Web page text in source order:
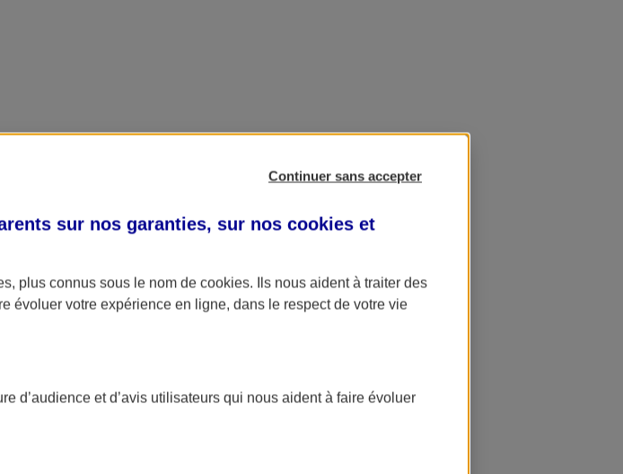
Continuer sans accepter
sur nos garanties, sur nos cookies et
plus connus sous le nom de cookies. Ils nous aident à traiter des
évoluer votre expérience en ligne, dans le respect de votre vie
d’audience et d’avis utilisateurs qui nous aident à faire évoluer